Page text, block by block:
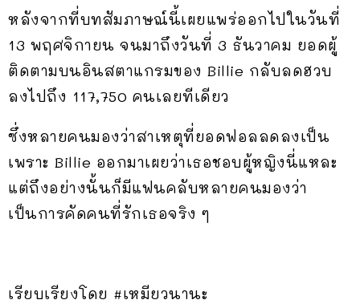
หลังจากที่บทสัมภาษณ์นี้เผยแพร่ออกไปในวันที่
13 พฤศจิกายน จนมาถึงวันที่ 3 ธันวาคม ยอดผู้
ติดตามบนอินสตาแกรมของ Billie กลับลดฮวบ
ลงไปถึง 117,750 คนเลยทีเดียว
ซึ่งหลายคนมองว่าสาเหตุที่ยอดฟอลลดลงเป็น
เพราะ Billie ออกมาเผยว่าเธอชอบผู้หญิงนี่แหละ
แต่ถึงอย่างนั้นก็มีแฟนคลับหลายคนมองว่า
เป็นการคัดคนที่รักเธอจริง ๆ
เรียบเรียงโดย #เหมียวนานะ